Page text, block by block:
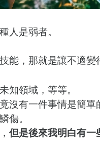
人是弱者。
，那就是讓不適變
知領域，等等。
沒有一件事情是簡單
傷。
但是後來我明白有